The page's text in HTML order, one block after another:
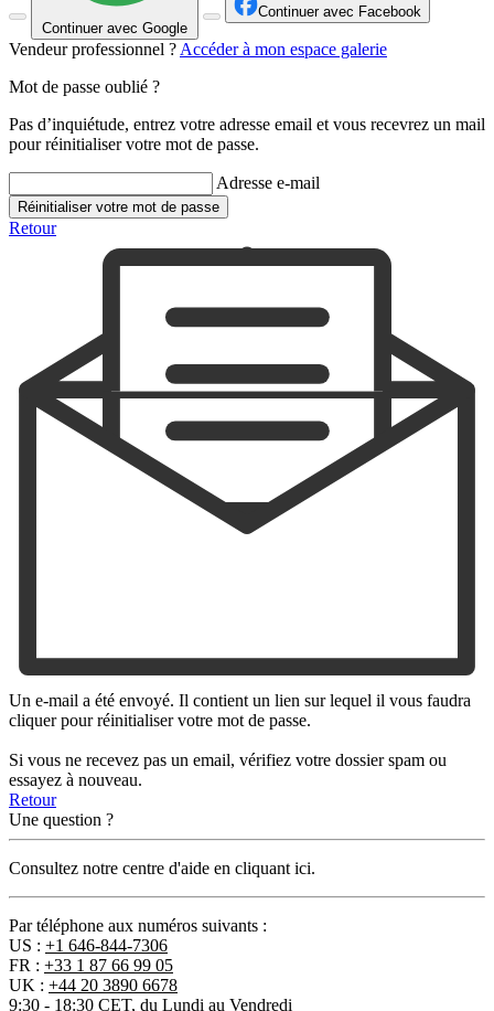
Continuer avec Google
Continuer avec Facebook
Vendeur professionnel ? Accéder à mon espace galerie
Mot de passe oublié ?
Pas d’inquiétude, entrez votre adresse email et vous recevrez un mail
pour réinitialiser votre mot de passe.
Adresse e-mail
Réinitialiser votre mot de passe
Retour
Un e-mail a été envoyé. Il contient un lien sur lequel il vous faudra
cliquer pour réinitialiser votre mot de passe.
Si vous ne recevez pas un email, vérifiez votre dossier spam ou
essayez à nouveau.
Retour
Une question ?
Consultez notre centre d'aide en cliquant ici.
Par téléphone aux numéros suivants :
US : +1 646-844-7306
FR : +33 1 87 66 99 05
UK : +44 20 3890 6678
9:30 - 18:30 CET, du Lundi au Vendredi